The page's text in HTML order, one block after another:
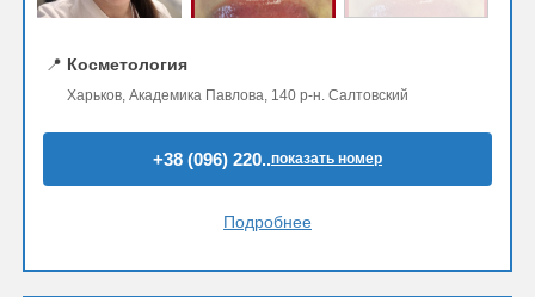
📍 Косметология
Харьков, Академика Павлова, 140 р-н. Салтовский
+38 (096) 220..показать номер
Подробнее